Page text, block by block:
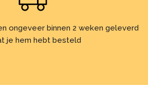
ongeveer binnen 2 weken geleverd
je hem hebt besteld